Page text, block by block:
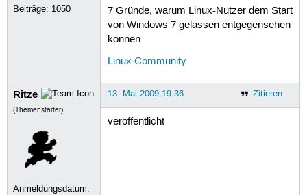
Beiträge: 1050
7 Gründe, warum Linux-Nutzer dem Start
von Windows 7 gelassen entgegensehen
können
Linux Community
Ritze
(Themenstarter)
Anmeldungsdatum:
Zitieren
13. Mai 2009 19:36
veröffentlicht